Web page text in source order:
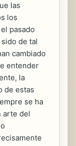
las
los
pasado
de tal
cambiado
entender
la
de estas
se ha
arte del